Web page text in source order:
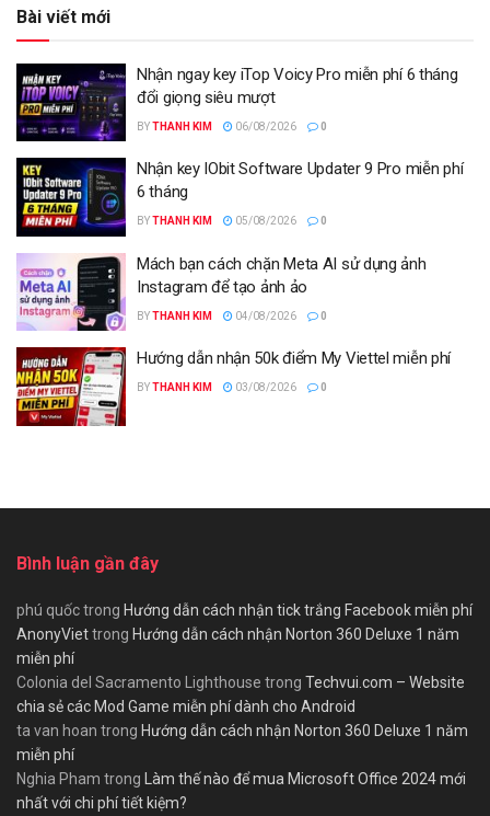
Bài viết mới
Nhận ngay key iTop Voicy Pro miễn phí 6 tháng
đổi giọng siêu mượt
BYTHANH KIM 06/08/2026 0
Nhận key IObit Software Updater 9 Pro miễn phí
6 tháng
BYTHANH KIM 05/08/2026 0
Mách bạn cách chặn Meta AI sử dụng ảnh
Instagram để tạo ảnh ảo
BYTHANH KIM 04/08/2026 0
Hướng dẫn nhận 50k điểm My Viettel miễn phí
BYTHANH KIM 03/08/2026 0
Bình luận gần đây
phú quốctrong Hướng dẫn cách nhận tick trắng Facebook miễn phí
AnonyViettrong Hướng dẫn cách nhận Norton 360 Deluxe 1 năm
miễn phí
Colonia del Sacramento Lighthouse trong Techvui.com – Website
chia sẻ các Mod Game miễn phí dành cho Android
ta van hoan trong Hướng dẫn cách nhận Norton 360 Deluxe 1 năm
miễn phí
Nghia Pham trong
Làm thế nào để mua Microsoft Office 2024 mới
nhất với chi phí tiết kiệm?